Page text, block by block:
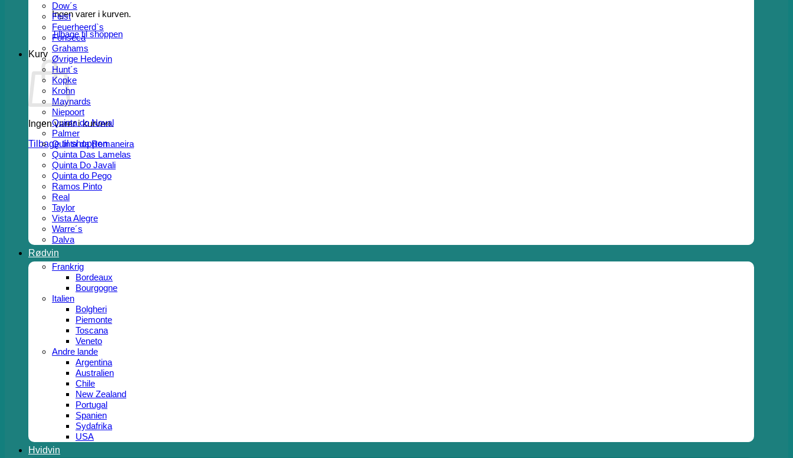
Ingen varer i kurven.
Tilbage til shoppen
Kurv
Ingen varer i kurven.
Tilbage til shoppen
Dow´s
Feist
Feuerheerd`s
Fonseca
Grahams
Øvrige Hedevin
Hunt´s
Kopke
Krohn
Maynards
Niepoort
Quinta do Noval
Palmer
Quinta da Romaneira
Quinta Das Lamelas
Quinta Do Javali
Quinta do Pego
Ramos Pinto
Real
Taylor
Vista Alegre
Warre´s
Dalva
Rødvin
Frankrig
Bordeaux
Bourgogne
Italien
Bolgheri
Piemonte
Toscana
Veneto
Andre lande
Argentina
Australien
Chile
New Zealand
Portugal
Spanien
Sydafrika
USA
Hvidvin